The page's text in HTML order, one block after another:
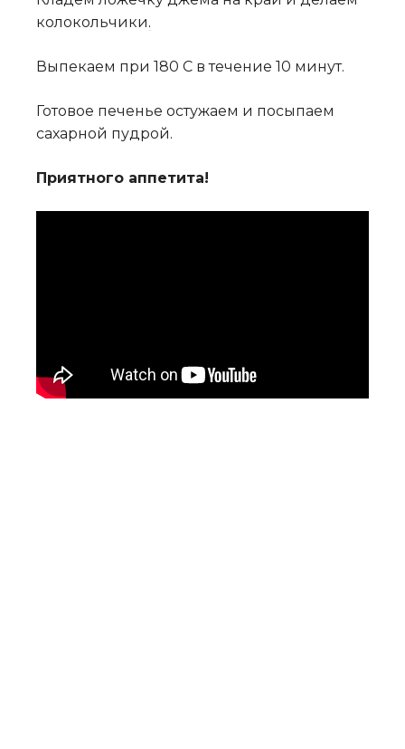
колокольчики.
Выпекаем при 180 С в течение 10 минут.
Готовое печенье остужаем и посыпаем
сахарной пудрой.
Приятного аппетита!